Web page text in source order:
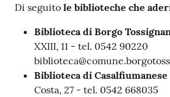
Di seguito le biblioteche che
Biblioteca di Borgo
XXIII, 11 - tel. 0542 90220
Biblioteca di Casalfiumanese
Costa, 27 - tel. 0542 668035